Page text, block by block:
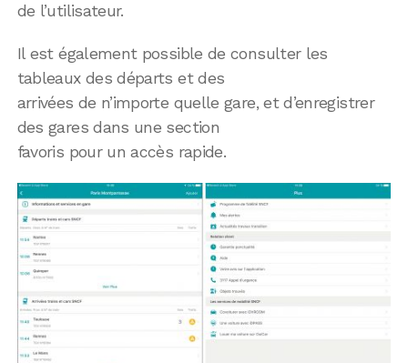
de l’utilisateur.
Il est également possible de consulter les
tableaux des départs et des
arrivées de n’importe quelle gare, et d’enregistrer
des gares dans une section
favoris pour un accès rapide.